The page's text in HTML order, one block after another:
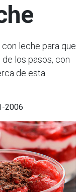
leche para que
los pasos, con
de esta
2006